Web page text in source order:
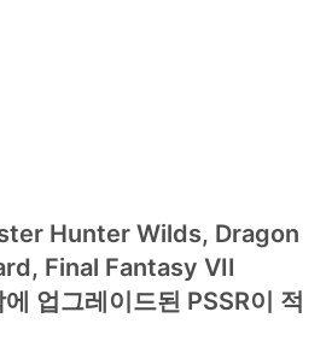
Hunter Wilds, Dragon
Final Fantasy VII
업그레이드된 PSSR이 적